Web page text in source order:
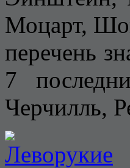
Моцарт,
перечень
7
Черчилль,